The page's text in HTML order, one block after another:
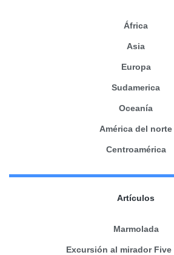
África
Asia
Europa
Sudamerica
Oceanía
América del norte
Centroamérica
Artículos
Marmolada
Excursión al mirador Five